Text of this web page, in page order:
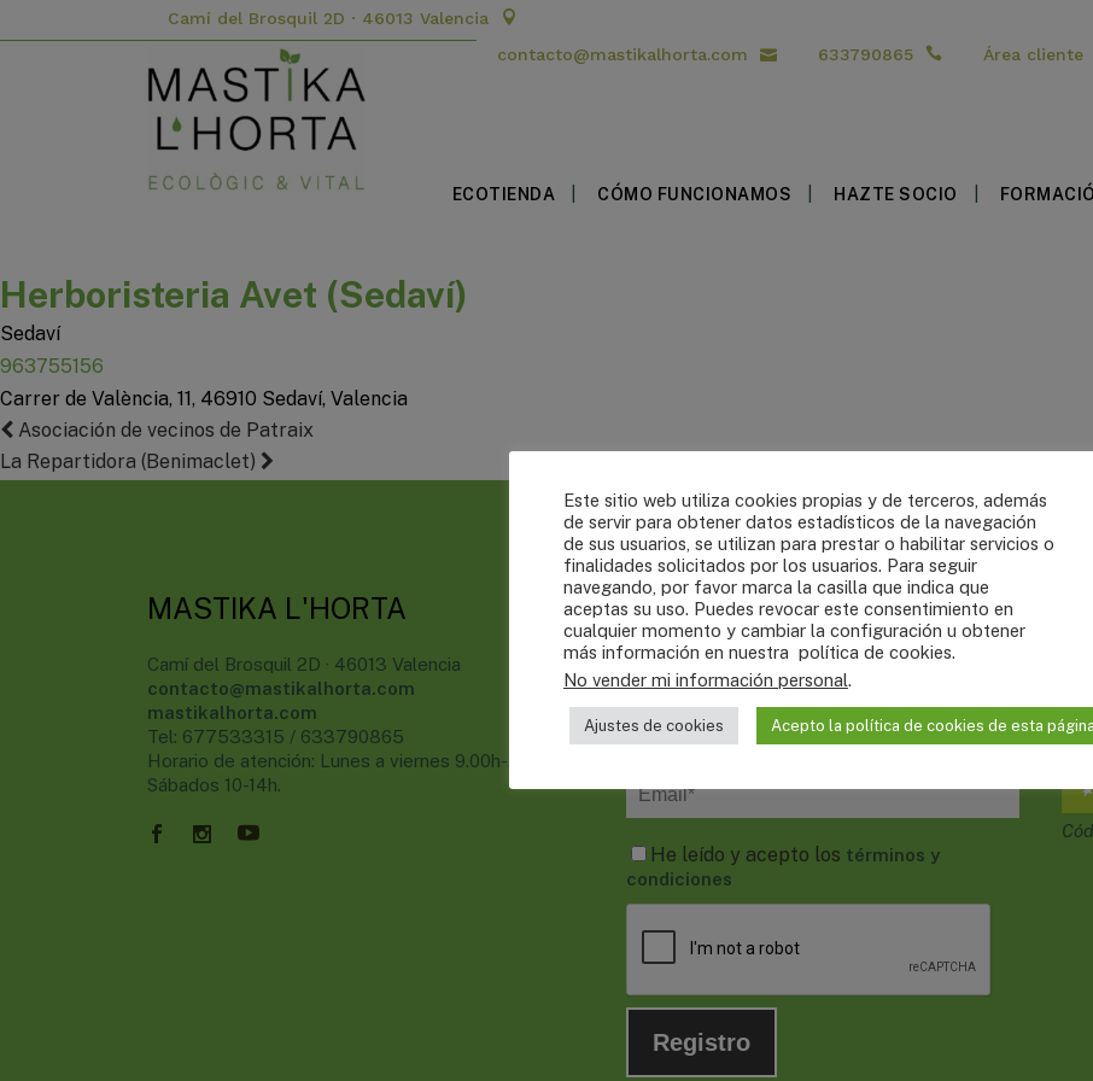
Camí del Brosquil 2D · 46013 Valencia
contacto@mastikalhorta.com
633790865 Área cliente
ECOTIENDA CÓMO FUNCIONAMOS HAZTE SOCIO
Herboristeria Avet (Sedaví)
Sedaví
963755156
Carrer de València, 11, 46910 Sedaví, Valencia
NAVEGACIÓN
DE
Previous
post:
Asociación de vecinos de Patraix
La Repartidora (Benimaclet) Next
MASTIKA L'HORTA
Camí del Brosquil 2D · 46013 Valencia
contacto@mastikalhorta.com
mastikalhorta.com
Tel: 677533315 / 633790865
Horario de atención: Lunes a viernes 9.00h-20h.
Sábados 10-14h.
Newsletter
¿Quieres recibir nuestras noticias y novedades?
Envianos tu email y te mantendremos
informado.
He leído y acepto los términos y
condiciones
Este sitio web utiliza cookies propias y de terceros, además
de servir para obtener datos estadísticos de la navegación
de sus usuarios, se utilizan para prestar o habilitar servicios o
finalidades solicitados por los usuarios. Para seguir
navegando, por favor marca la casilla que indica que
aceptas su uso. Puedes revocar este consentimiento en
cualquier momento y cambiar la configuración u obtener
más información en nuestra política de cookies.
No vender mi información personal.
Ajustes de cookies Acepto la política de cookies de esta página